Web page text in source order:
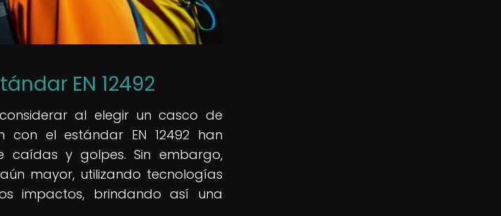
EN 12492
al elegir un casco de
el estándar EN 12492 han
y golpes. Sin embargo,
mayor, utilizando tecnologías
impactos, brindando así una